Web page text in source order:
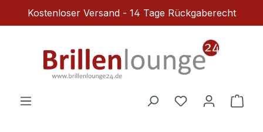
Zum Hauptinhalt springen
Kostenloser Versand - 14 Tage Rückgaberecht
Du hast 0